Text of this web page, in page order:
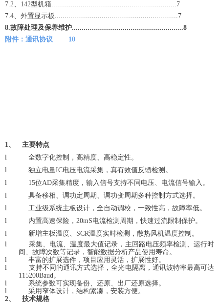
7.2、142型机箱................................................................7
7.4、外置显示板...............................................................7
8.故障处理及保养维护.........................................................8
附件：通讯协议
10
1、
主要特点
l
全数字化控制，高精度、高稳定性。
l
独立电量IC电压电流采集，真有效值反馈检测。
l
15位AD采集精度，输入信号支持不同电压、电流信号输入。
l
具备移相、调功定周期、调功变周期多种控制方式选择。
l
工业级系统主板设计，全自动调校，一致性高，故障率低。
l
内置高速保险，20mS电流检测周期，快速过流限制保护。
l
新增主板温度、SCR温度实时检测，散热风机温度控制。
l
采集、电流、温度最大值记录，主回路电压频率检测、运行时
间、故障次数等记录，智能数据分析产品使用寿命。
l
丰富的扩展选件，项目应用灵活，扩展性好。
l
支持不同的通讯方式选择，全光电隔离，通讯波特率最高可达
115200Baud。
l
系统参数可实现备份、还原、出厂还原选择。
l
采用窄体设计，结构紧凑，安装方便。
2、
技术规格